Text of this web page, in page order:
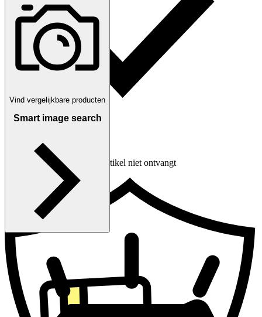
Vergoeding als je je artikel niet ontvangt
Vind vergelijkbare producten
Smart image search